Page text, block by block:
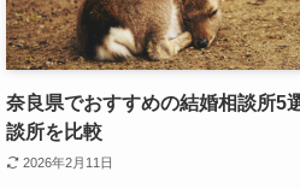
奈良県でおすすめの結婚相談所5
談所を比較
2026年2月11日